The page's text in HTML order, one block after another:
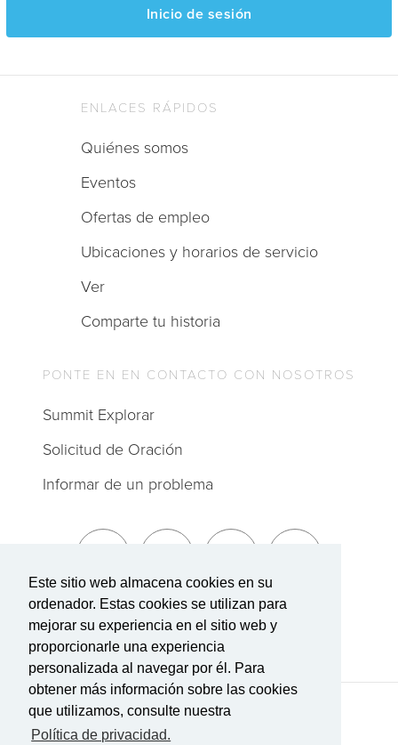
Este sitio web almacena cookies en su
ordenador. Estas cookies se utilizan para
mejorar su experiencia en el sitio web y
proporcionarle una experiencia
personalizada al navegar por él. Para
obtener más información sobre las cookies
que utilizamos, consulte nuestra
Política de privacidad.
Inicio de sesión
Suscríbete a The Summit
ENLACES RÁPIDOS
Quiénes somos
Eventos
Ofertas de empleo
Ubicaciones y horarios de servicio
Ver
Comparte tu historia
PONTE EN EN CONTACTO CON NOSOTROS
Summit Explorar
Solicitud de Oración
Informar de un problema
Términos de Servicio|Política de privacidad
Transparencia en la cobertura